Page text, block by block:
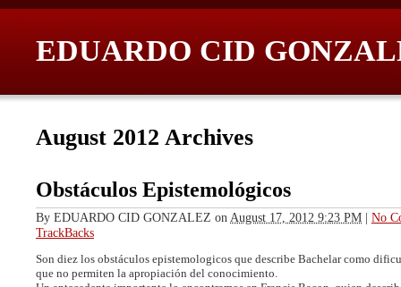
EDUARDO CID
August 2012 Archives
Obstáculos Epistemológicos
By EDUARDO CID GONZALEZ on August 17, 2012 9:23 PM | No
TrackBacks
Son diez los obstáculos epistemologicos que describe Bachelar como
que no permiten la apropiación del conocimiento.